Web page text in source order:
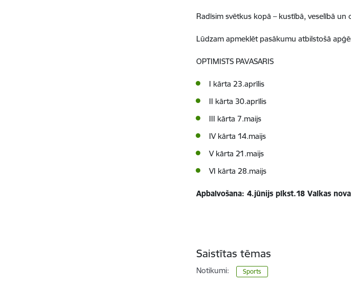
Radīsim svētkus kopā – kustībā, veselībā
Lūdzam apmeklēt pasākumu atbilstošā
OPTIMISTS PAVASARIS
I kārta 23.aprīlis
II kārta 30.aprīlis
III kārta 7.maijs
IV kārta 14.maijs
V kārta 21.maijs
VI kārta 28.maijs
Apbalvošana: 4.jūnijs plkst.18 Valkas
Saistītas tēmas
Notikumi: Sports